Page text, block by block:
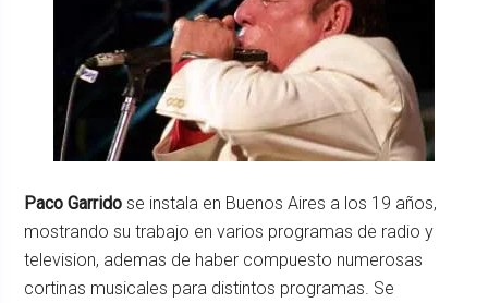
Paco Garrido se instala en Buenos Aires a los 19 años,
mostrando su trabajo en varios programas de radio y
television, ademas de haber compuesto numerosas
cortinas musicales para distintos programas. Se